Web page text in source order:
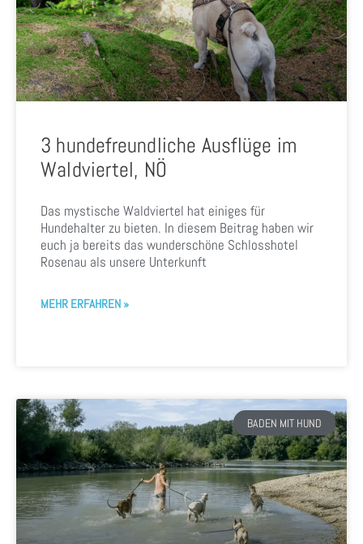
3 hundefreundliche Ausflüge im
Waldviertel, NÖ
Das mystische Waldviertel hat einiges für
Hundehalter zu bieten. In diesem Beitrag haben wir
euch ja bereits das wunderschöne Schlosshotel
Rosenau als unsere Unterkunft
MEHR ERFAHREN »
BADEN MIT HUND